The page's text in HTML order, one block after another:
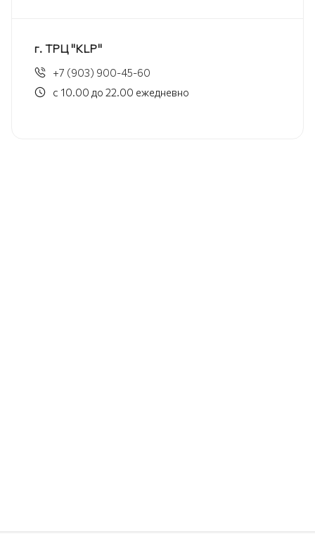
г. ТРЦ "KLP"
+7 (903) 900-45-60
с 10.00 до 22.00 ежедневно